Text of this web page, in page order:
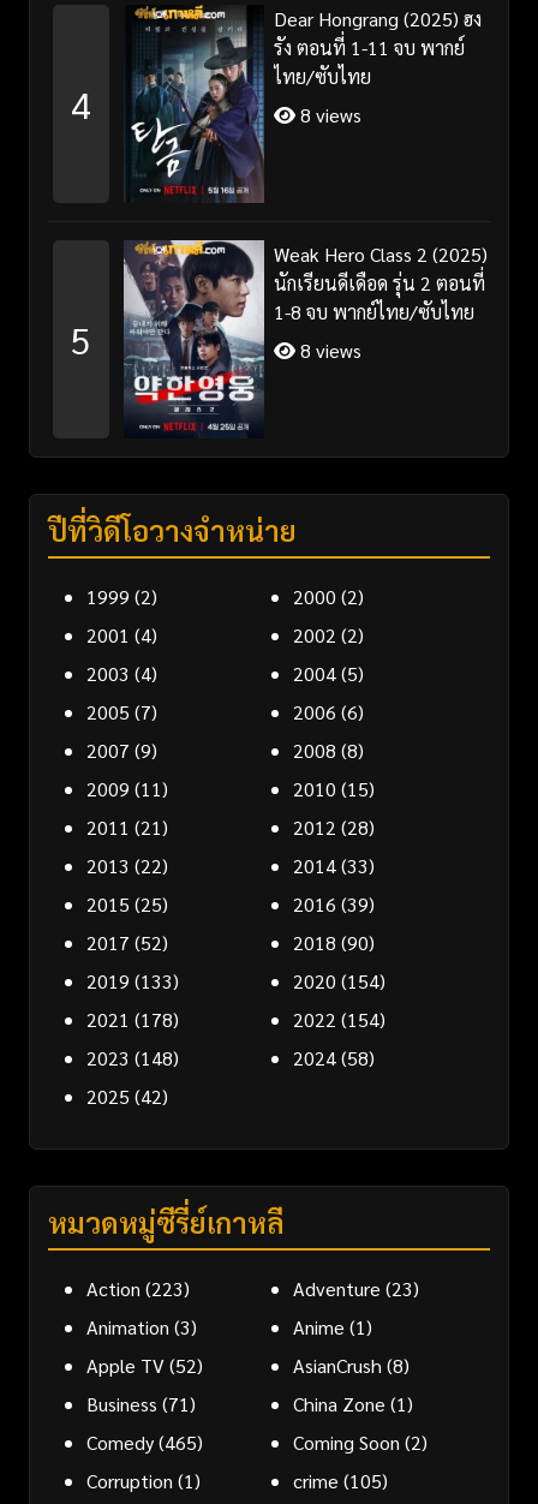
4
Dear Hongrang (2025) ฮง
รัง ตอนที่ 1-11 จบ พากย์
ไทย/ซับไทย
8 views
5
Weak Hero Class 2 (2025)
นักเรียนดีเดือด รุ่น 2 ตอนที่
1-8 จบ พากย์ไทย/ซับไทย
8 views
ปีที่วิดีโอวางจำหน่าย
1999 (2) 2000 (2)
2001 (4) 2002 (2)
2003 (4) 2004(5)
2005 (7) 2006 (6)
2007 (9) 2008 (8)
2009 (11) 2010 (15)
2011 (21) 2012 (28)
2013 (22) 2014(33)
2015 (25) 2016 (39)
2017 (52) 2018 (90)
2019 (133) 2020 (154)
2021 (178) 2022 (154)
2023 (148) 2024(58)
2025 (42)
หมวดหมู่ซีรี่ย์เกาหลี
Action (223) Adventure (23)
Animation (3) Anime (1)
Apple TV(52) AsianCrush (8)
Business (71) China Zone (1)
Comedy(465) Coming Soon (2)
Corruption (1) crime (105)